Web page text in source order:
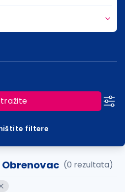
filtere
(0 rezultata)